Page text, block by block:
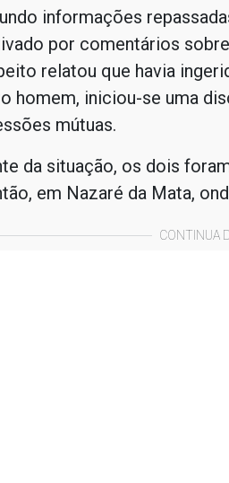
informações
por comentários
relatou que havia
homem, iniciou-se uma
mútuas.
da situação, os dois
em Nazaré da Mata,
CONTINUA